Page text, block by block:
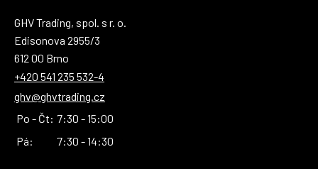
GHV Trading, spol. s r. o.
Edisonova 2955/3
612 00 Brno
+420 541 235 532-4
ghv@ghvtrading.cz
Po - Čt: 7:30 - 15:00
Pá:
7:30 - 14:30